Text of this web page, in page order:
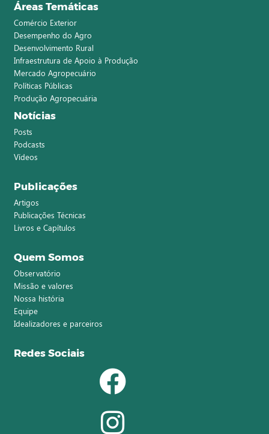
Áreas Temáticas
Comércio Exterior
Desempenho do Agro
Desenvolvimento Rural
Infraestrutura de Apoio à Produção
Mercado Agropecuário
Políticas Públicas
Produção Agropecuária
Notícias
Posts
Podcasts
Vídeos
Publicações
Artigos
Publicações Técnicas
Livros e Capítulos
Quem Somos
Observatório
Missão e valores
Nossa história
Equipe
Idealizadores e parceiros
Redes Sociais